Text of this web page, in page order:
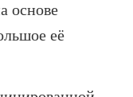
основе
её